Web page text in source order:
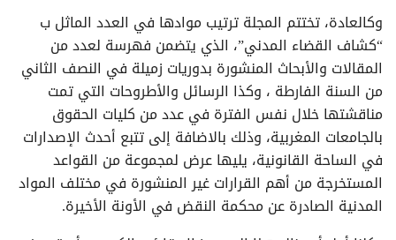
وكالعادة، تختتم المجلة ترتيب موادها في العدد الماثل ب
“كشاف القضاء المدني”، الذي يتضمن فهرسة لعدد من
المقالات والأبحاث المنشورة بدوريات زميلة في النصف الثاني
من السنة الفارطة ، وكذا الرسائل والأطروحات التي تمت
مناقشتها خلال نفس الفترة في عدد من كليات الحقوق
بالجامعات المغربية، وذلك بالاضافة إلى تتبع أحدث الإصدارات
في الساحة القانونية، يليها عرض لمجموعة من القواعد
المستخرجة من أهم القرارات غير المنشورة في مختلف المواد
المدنية الصادرة عن محكمة النقض في الأونة الأخيرة.